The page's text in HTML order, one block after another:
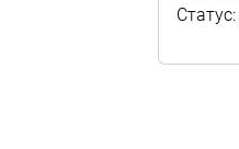
Статус: